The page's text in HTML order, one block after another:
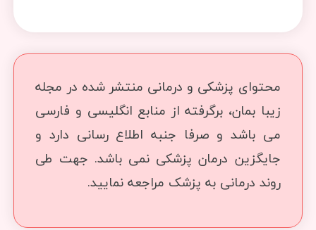
محتوای پزشکی و درمانی منتشر شده در مجله
زیبا بمان، برگرفته از منابع انگلیسی و فارسی
می باشد و صرفا جنبه اطلاع رسانی دارد و
جایگزین درمان پزشکی نمی باشد. جهت طی
روند درمانی به پزشک مراجعه نمایید.